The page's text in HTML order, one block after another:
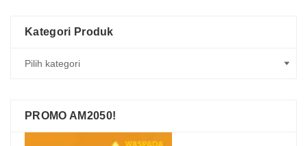
Kategori Produk
PROMO AM2050!